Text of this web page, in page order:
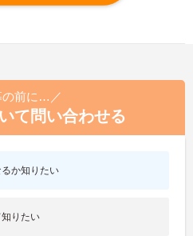
の前に…／
て問い合わせる
か知りたい
りたい